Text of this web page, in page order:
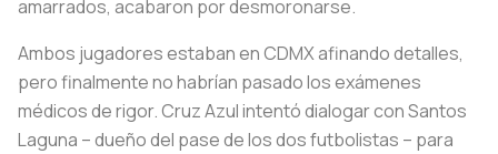
amarrados, acabaron por desmoronarse.
Ambos jugadores estaban en CDMX afinando detalles,
pero finalmente no habrían pasado los exámenes
médicos de rigor. Cruz Azul intentó dialogar con Santos
Laguna – dueño del pase de los dos futbolistas – para